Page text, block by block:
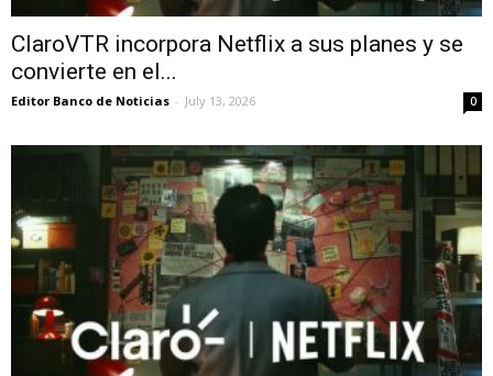
ClaroVTR incorpora Netflix a sus planes y se
convierte en el...
Editor Banco de Noticias - July 13, 2026 0